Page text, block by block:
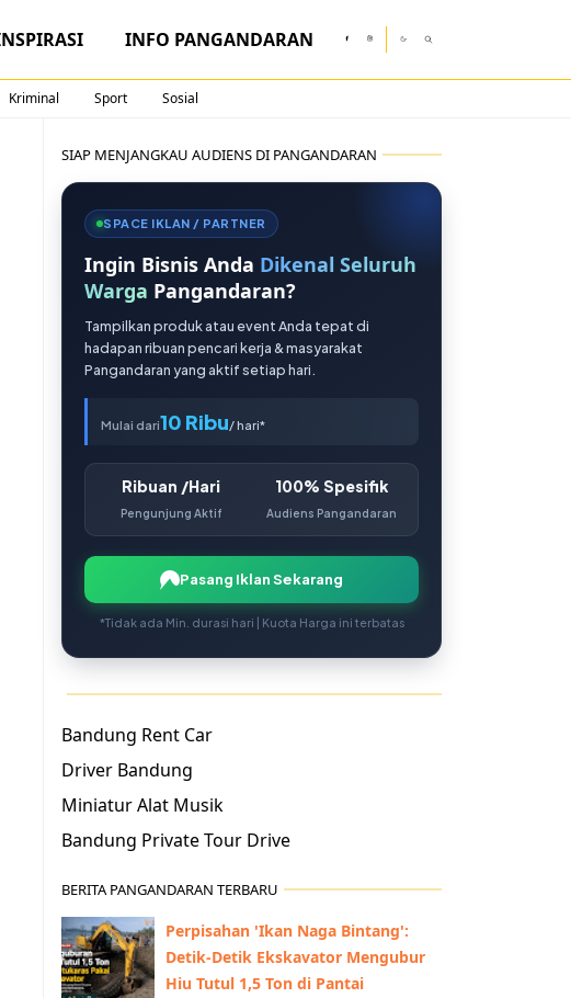
INFO PANGANDARAN
Kriminal Sport Sosial
SIAP MENJANGKAU AUDIENS DI PANGANDARAN
SPACE IKLAN / PARTNER
Ingin Bisnis Anda Dikenal Seluruh
Warga Pangandaran?
Tampilkan produk atau event Anda tepat di
hadapan ribuan pencari kerja & masyarakat
Pangandaran yang aktif setiap hari.
Mulai dari10 Ribu/ hari*
Ribuan /Hari
Pengunjung Aktif
100% Spesifik
Audiens Pangandaran
Pasang Iklan Sekarang
*Tidak ada Min. durasi hari | Kuota Harga ini terbatas
Bandung Rent Car
Driver Bandung
Miniatur Alat Musik
Bandung Private Tour Drive
BERITA PANGANDARAN TERBARU
Perpisahan 'Ikan Naga Bintang':
Detik-Detik Ekskavator Mengubur
Hiu Tutul 1,5 Ton di Pantai